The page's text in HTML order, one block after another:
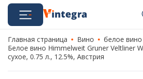
Главная страница Вино
белое вино
Белое вино Himmelweit Gruner Veltliner
сухое, 0.75 л., 12.5%, Австрия